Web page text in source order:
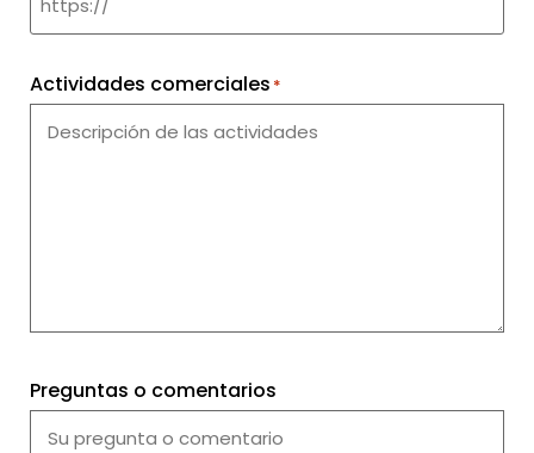
Actividades comerciales *
Preguntas o comentarios